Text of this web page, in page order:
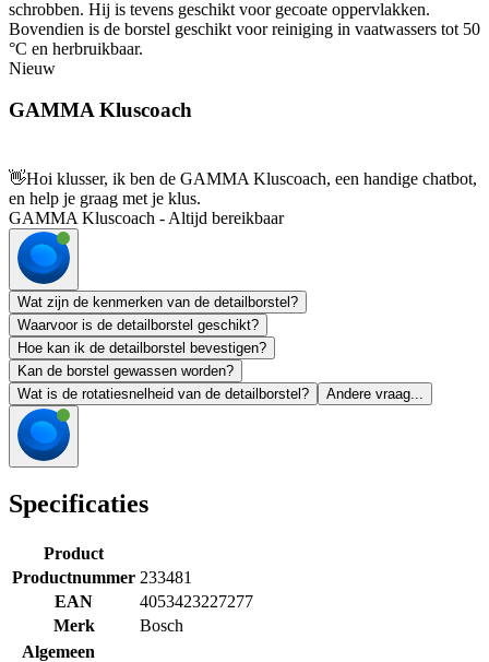
schrobben. Hij is tevens geschikt voor gecoate oppervlakken.
Bovendien is de borstel geschikt voor reiniging in vaatwassers tot 50
°C en herbruikbaar.
Nieuw
GAMMA Kluscoach
👋Hoi klusser, ik ben de GAMMA Kluscoach, een handige chatbot,
en help je graag met je klus.
GAMMA Kluscoach - Altijd bereikbaar
Wat zijn de kenmerken van de detailborstel?
Waarvoor is de detailborstel geschikt?
Hoe kan ik de detailborstel bevestigen?
Kan de borstel gewassen worden?
Wat is de rotatiesnelheid van de detailborstel?
Andere vraag...
Specificaties
Product
Productnummer 233481
EAN
4053423227277
Merk
Bosch
Algemeen